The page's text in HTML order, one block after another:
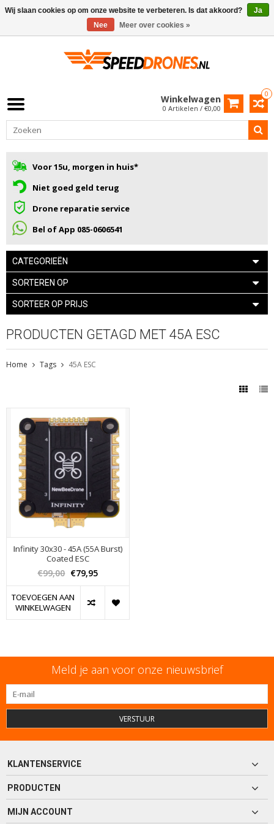
0
Winkelwagen
0 Artikelen / €0,00
Voor 15u, morgen in huis*
Niet goed geld terug
Drone reparatie service
Bel of App 085-0606541
CATEGORIEËN
SORTEREN OP
SORTEER OP PRIJS
PRODUCTEN GETAGD MET 45A ESC
Home Tags 45A ESC
Infinity 30x30 - 45A (55A Burst)
Coated ESC
€99,00 €79,95
TOEVOEGEN AAN
WINKELWAGEN
Meld je aan voor onze nieuwsbrief
VERSTUUR
KLANTENSERVICE
PRODUCTEN
MIJN ACCOUNT
Wij slaan cookies op om onze website te verbeteren. Is dat akkoord?
Ja
Nee
Meer over cookies »